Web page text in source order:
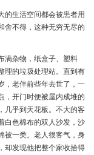
的生活空间都会被患者用
舍不得，这种无穷无尽的
满杂物，纸盒子、塑料
理的垃圾处理站。直到有
，老伴前些年去世了，一
，开门时便被屋内成堆的
几乎到天花板。不大的客
白色棉布的双人沙发，沙
被一类。老人很客气，身
却发现他把整个家收拾得